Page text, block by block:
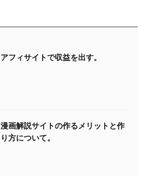
アフィサイトで収益を出す。
漫画解説サイトの作るメリットと作
り方について。